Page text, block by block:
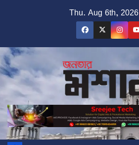
Thu. Aug 6th, 2026